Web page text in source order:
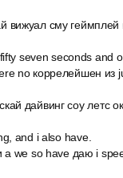
вижуал сму геймплей
seven seconds and
no коррелейшен из
дайвинг соу летс
and i also have.
а we so have даю i